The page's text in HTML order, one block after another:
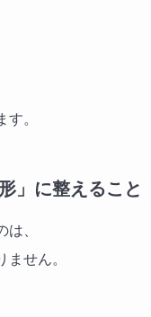
。
」に整えること
、
せん。